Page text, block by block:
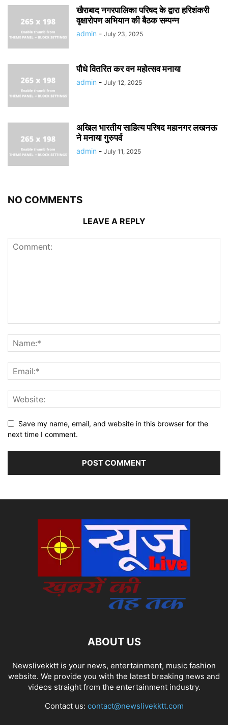
खैराबाद नगरपालिका परिषद के द्वारा हरिशंकरी
वृक्षारोपण अभियान की बैठक सम्पन्न
admin - July 23, 2025
पौधे वितरित कर वन महोत्सव मनाया
admin - July 12, 2025
अखिल भारतीय साहित्य परिषद महानगर लखनऊ
ने मनाया गुरुपर्व
admin - July 11, 2025
NO COMMENTS
LEAVE A REPLY
Save my name, email, and website in this browser for the
next time I comment.
ABOUT US
Newslivekktt is your news, entertainment, music fashion
website. We provide you with the latest breaking news and
videos straight from the entertainment industry.
Contact us: contact@newslivekktt.com